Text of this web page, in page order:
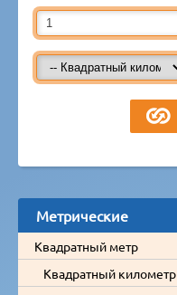
Метрические
Квадратный метр
Квадратный километр